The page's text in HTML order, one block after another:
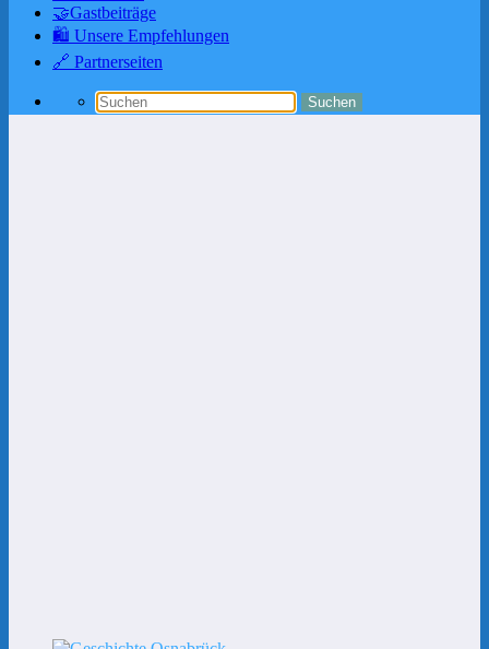
🤝Gastbeiträge
🛍️ Unsere Empfehlungen
🔗 Partnerseiten